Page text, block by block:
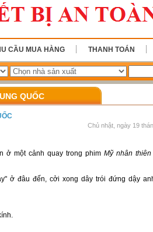
CẦU MUA HÀNG THANH TOÁN
QUỐC
Chủ nhật, ngày 19
ở một cảnh quay trong phim Mỹ nhân
ở đâu đến, cởi xong dây trói đứng dậy